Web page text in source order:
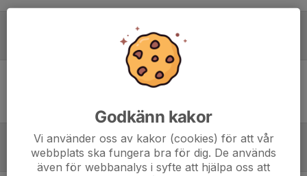
Ingen uppställning ifylld
Referat
Godkänn kakor
Vi använder oss av kakor (cookies) för att vår
webbplats ska fungera bra för dig. De används
även för webbanalys i syfte att hjälpa oss att